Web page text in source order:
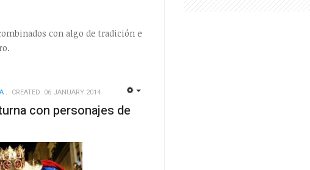
con algo de tradición e
CREATED: 06 JANUARY 2014
con personajes de